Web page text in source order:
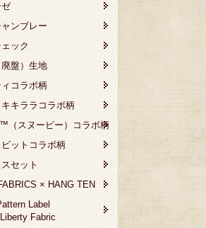
ンブレー
ック
盤）生地
コラボ柄
キララコラボ柄
（スヌーピー）コラボ柄
ットコラボ柄
セット
× HANG TEN
Label
Fabric